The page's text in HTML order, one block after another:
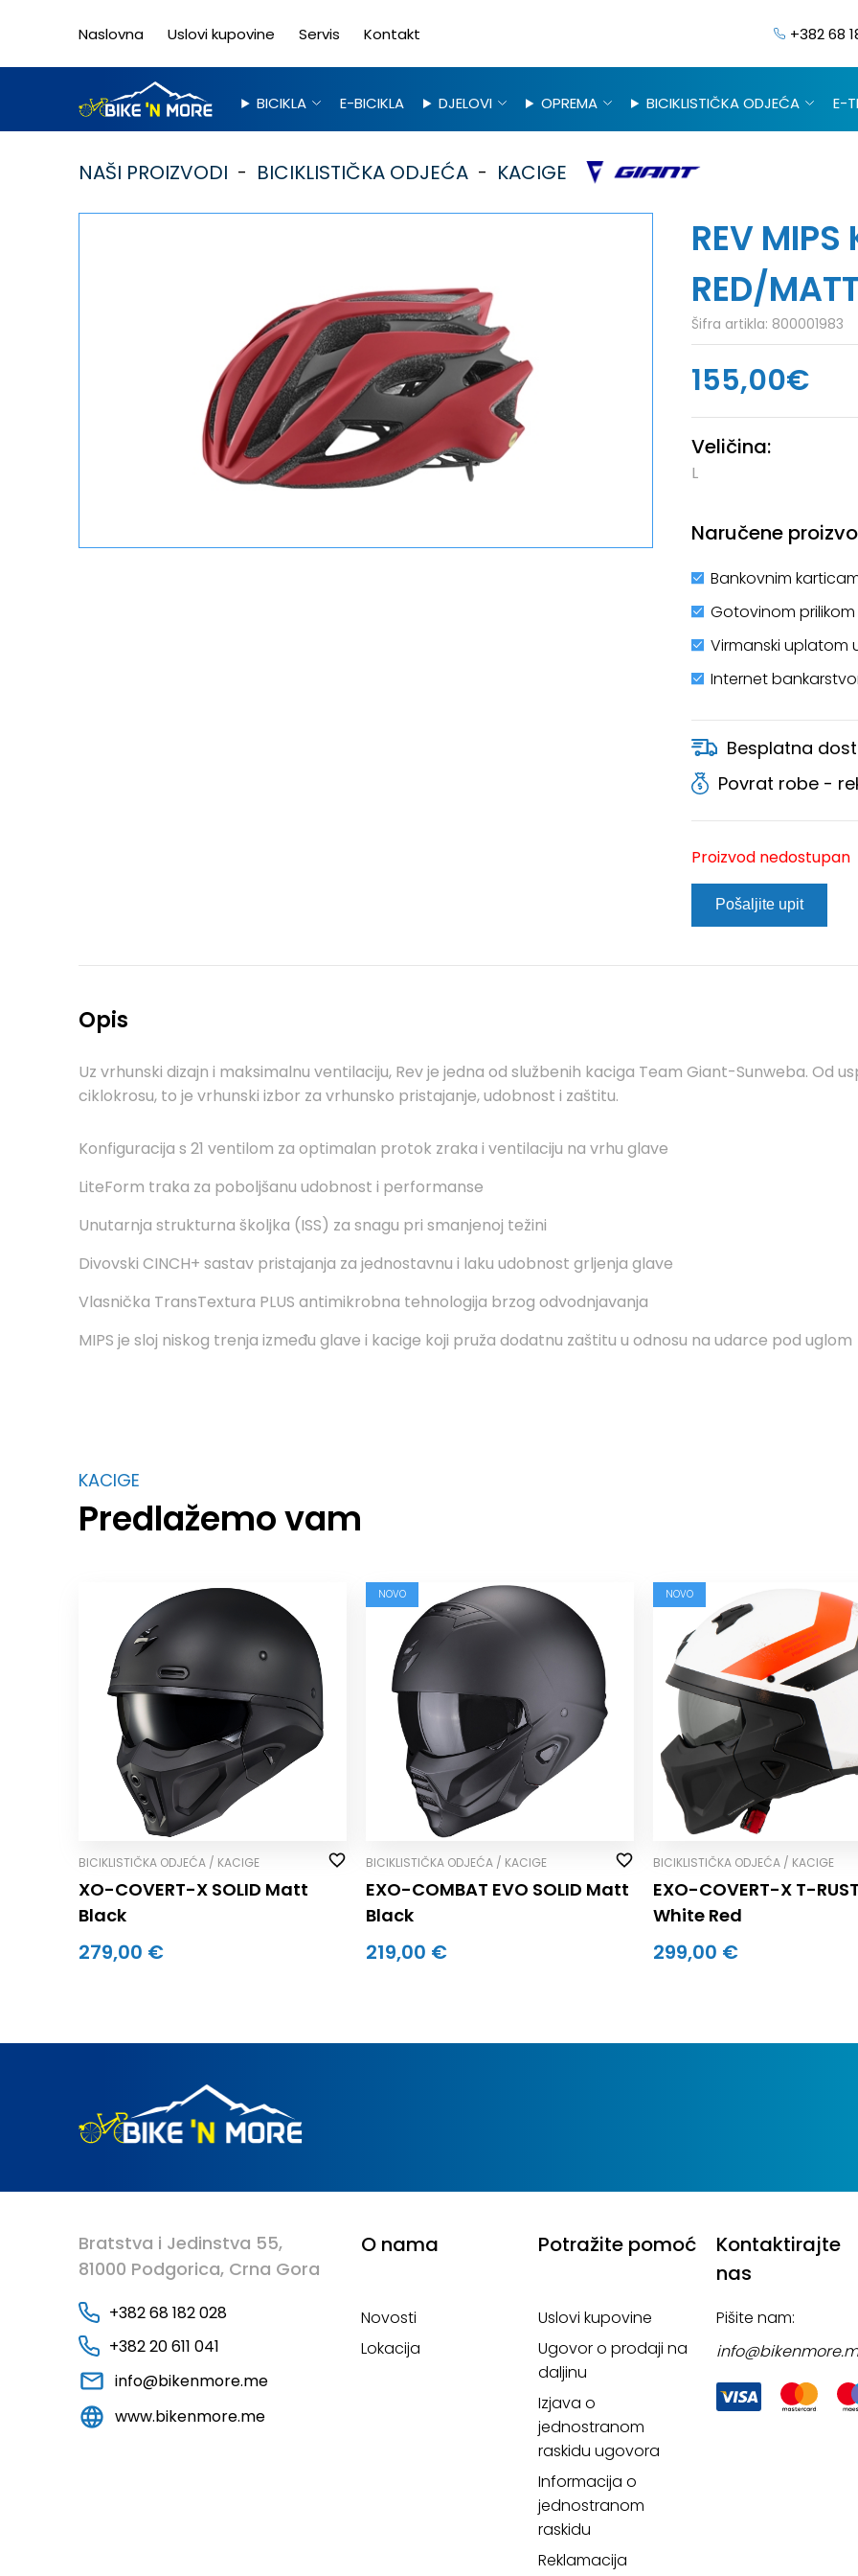
Naslovna Uslovi kupovine Servis Kontakt +382 68
BICIKLA E-BICIKLA DJELOVI OPREMA BICIKLISTIČKA ODJEĆA E-
NAŠI PROIZVODI BICIKLISTIČKA ODJEĆA KACIGE
REV
RED/
Šifra artikla: 800001983
155,00€
Veličina:
L
Naručene
Bankovnim
Gotovinom
Virmanski uplatom
Internet
Besplatna
Povrat robe -
Proizvod nedostupan
Pošaljite upit
Opis
Uz vrhunski dizajn i maksimalnu ventilaciju, Rev je jedna od službenih kaciga Team Giant-Sunweba. Od
ciklokrosu, to je vrhunski izbor za vrhunsko pristajanje, udobnost i zaštitu.
Konfiguracija s 21 ventilom za optimalan protok zraka i ventilaciju na vrhu glave
LiteForm traka za poboljšanu udobnost i performanse
Unutarnja strukturna školjka (ISS) za snagu pri smanjenoj težini
Divovski CINCH+ sastav pristajanja za jednostavnu i laku udobnost grljenja glave
Vlasnička TransTextura PLUS antimikrobna tehnologija brzog odvodnjavanja
MIPS je sloj niskog trenja između glave i kacige koji pruža dodatnu zaštitu u odnosu na udarce pod uglom
KACIGE
Predlažemo vam
BICIKLISTIČKA ODJEĆA / KACIGE
XO-COVERT-X SOLID Matt
Black
279,00 €
NOVO
BICIKLISTIČKA ODJEĆA / KACIGE
EXO-COMBAT EVO SOLID Matt
Black
219,00 €
NOVO
BICIKLISTIČKA ODJEĆA / KACIGE
EXO-COVERT-X T-
White Red
299,00 €
Bratstva i Jedinstva 55,
81000 Podgorica, Crna Gora
+382 68 182 028
+382 20 611 041
info@bikenmore.me
www.bikenmore.me
O nama
Novosti
Lokacija
Potražite pomoć
Uslovi kupovine
Ugovor o prodaji na
daljinu
Izjava o
jednostranom
raskidu ugovora
Informacija o
jednostranom
raskidu
Reklamacija
Kontaktirajte
nas
Pišite nam: